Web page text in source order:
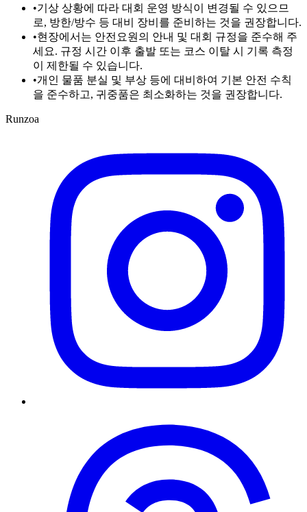
•기상 상황에 따라 대회 운영 방식이 변경될 수 있으므
로, 방한/방수 등 대비 장비를 준비하는 것을 권장합니다.
•현장에서는 안전요원의 안내 및 대회 규정을 준수해 주
세요. 규정 시간 이후 출발 또는 코스 이탈 시 기록 측정
이 제한될 수 있습니다.
•개인 물품 분실 및 부상 등에 대비하여 기본 안전 수칙
을 준수하고, 귀중품은 최소화하는 것을 권장합니다.
Runzoa